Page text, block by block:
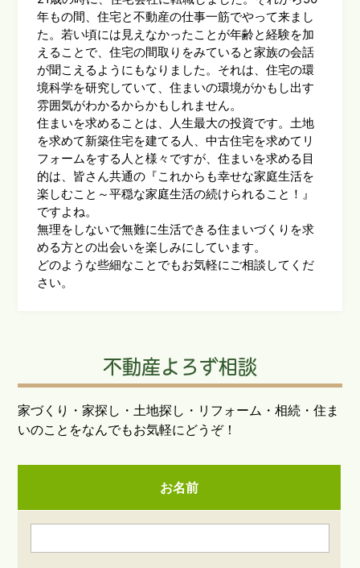
年もの間、住宅と不動産の仕事一筋でやって来まし
た。若い頃には見えなかったことが年齢と経験を加
えることで、住宅の間取りをみていると家族の会話
が聞こえるようにもなりました。それは、住宅の環
境科学を研究していて、住まいの環境がかもし出す
雰囲気がわかるからかもしれません。
住まいを求めることは、人生最大の投資です。土地
を求めて新築住宅を建てる人、中古住宅を求めてリ
フォームをする人と様々ですが、住まいを求める目
的は、皆さん共通の『これからも幸せな家庭生活を
楽しむこと～平穏な家庭生活の続けられること！』
ですよね。
無理をしないで無難に生活できる住まいづくりを求
める方との出会いを楽しみにしています。
どのような些細なことでもお気軽にご相談してくだ
さい。
不動産よろず相談
家づくり・家探し・土地探し・リフォーム・相続・住ま
いのことをなんでもお気軽にどうぞ！
お名前